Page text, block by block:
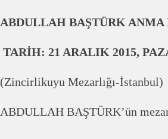
ABDULLAH BAŞTÜRK ANMA
TARİH: 21 ARALIK 2015,
(Zincirlikuyu Mezarlığı-İstanbul)
ABDULLAH BAŞTÜRK’ün